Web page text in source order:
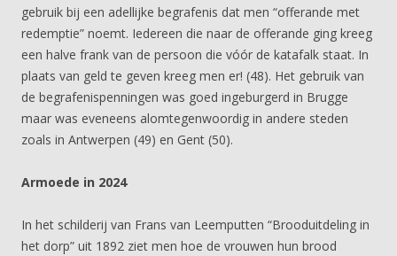
gebruik bij een adellijke begrafenis dat men “offerande met
redemptie” noemt. Iedereen die naar de offerande ging kreeg
een halve frank van de persoon die vóór de katafalk staat. In
plaats van geld te geven kreeg men er! (48). Het gebruik van
de begrafenispenningen was goed ingeburgerd in Brugge
maar was eveneens alomtegenwoordig in andere steden
zoals in Antwerpen (49) en Gent (50).
Armoede in 2024
In het schilderij van Frans van Leemputten “Brooduitdeling in
het dorp” uit 1892 ziet men hoe de vrouwen hun brood